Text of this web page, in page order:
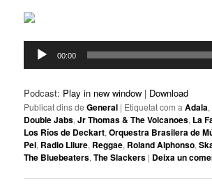
Reproductor
d'àudio
00:00
Podcast: Play in new window | Download
Publicat dins de General | Etiquetat com a Adala,
Double Jabs,Jr Thomas & The Volcanoes, La
Los Ríos de Deckart,Orquestra Brasilera de
Pei, Radio Lliure, Reggae, Roland Alphonso,
The Bluebeaters,The Slackers | Deixa un